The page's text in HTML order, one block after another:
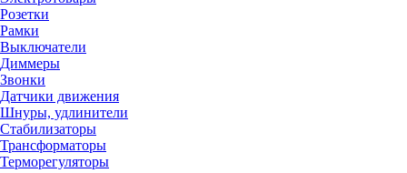
Розетки
Рамки
Выключатели
Диммеры
Звонки
Датчики движения
Шнуры, удлинители
Стабилизаторы
Трансформаторы
Терморегуляторы